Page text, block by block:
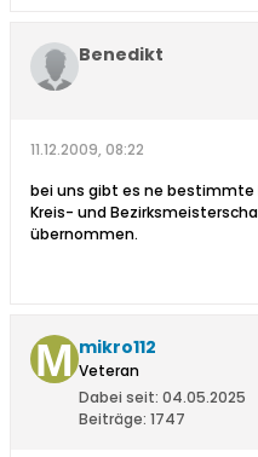
Benedikt
11.12.2009, 08:22
bei uns gibt es ne bestimmte
Kreis- und
übernommen.
mikro112
Veteran
Dabei seit: 04.05.2025
Beiträge: 1747